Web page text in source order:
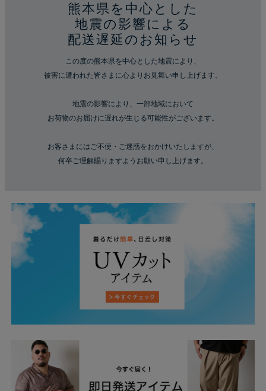
熊本県を中心とした
地震の影響による
配送遅延のお知らせ
この度の熊本県を中心とした地震により、
被害に遭われた皆さまに心よりお見舞い申し上げます。
地震の影響により、一部地域において
お荷物のお届けに遅れが生じる可能性がございます。
お客さまにはご不便・ご迷惑をおかけいたしますが、
何卒ご理解賜りますようお願い申し上げます。